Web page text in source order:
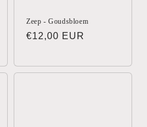
Zeep - Goudsbloem
Normale
€12,00 EUR